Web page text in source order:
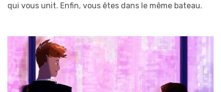
qui vous unit. Enfin, vous êtes dans le même bateau.